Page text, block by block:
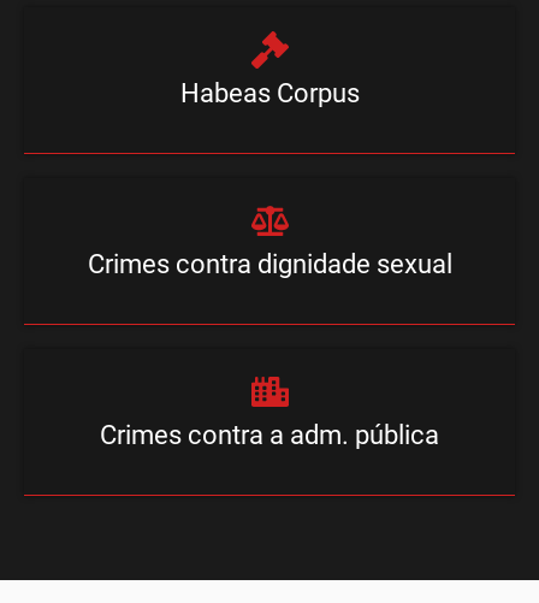
Habeas Corpus
Crimes contra dignidade sexual
Crimes contra a adm. pública